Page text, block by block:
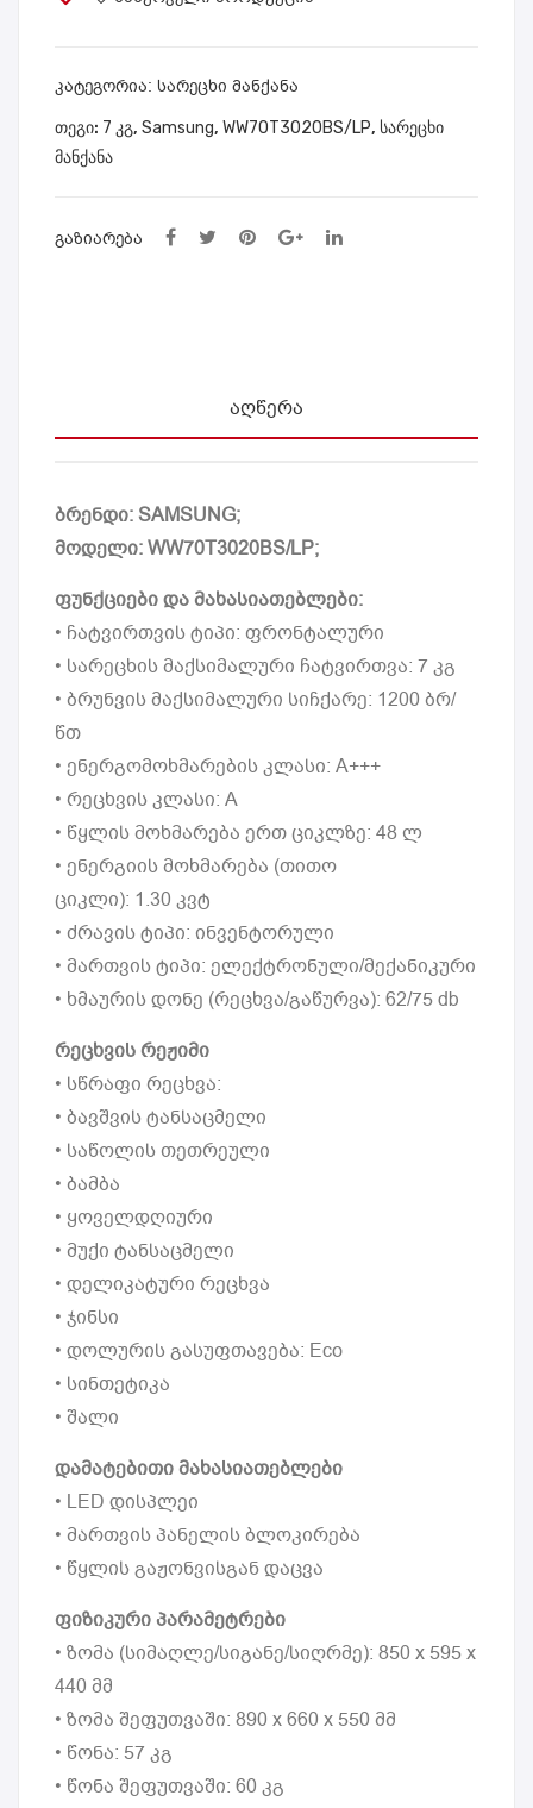
CB
ᲙᲐᲢᲔᲒᲝᲠᲘᲐ: სარეცხი მანქანა
ᲗᲔᲒᲘ: 7 კგ, Samsung, WW70T3020BS/LP, სარეცხი
მანქანა
ᲒᲐᲖᲘᲐᲠᲔᲑᲐ
ᲐᲦᲬᲔᲠᲐ
ბრენდი: SAMSUNG;
მოდელი: WW70T3020BS/LP;
ფუნქციები და მახასიათებლები:
• ჩატვირთვის ტიპი: ფრონტალური
• სარეცხის მაქსიმალური ჩატვირთვა: 7 კგ
• ბრუნვის მაქსიმალური სიჩქარე: 1200 ბრ/
წთ
• ენერგომოხმარების კლასი: A+++
• რეცხვის კლასი: A
• წყლის მოხმარება ერთ ციკლზე: 48 ლ
• ენერგიის მოხმარება (თითო
ციკლი): 1.30 კვტ
• ძრავის ტიპი: ინვენტორული
• მართვის ტიპი: ელექტრონული/მექანიკური
• ხმაურის დონე (რეცხვა/გაწურვა): 62/75 db
რეცხვის რეჟიმი
• სწრაფი რეცხვა:
• ბავშვის ტანსაცმელი
• საწოლის თეთრეული
• ბამბა
• ყოველდღიური
• მუქი ტანსაცმელი
• დელიკატური რეცხვა
• ჯინსი
• დოლურის გასუფთავება: Eco
• სინთეტიკა
• შალი
დამატებითი მახასიათებლები
• LED დისპლეი
• მართვის პანელის ბლოკირება
• წყლის გაჟონვისგან დაცვა
ფიზიკური პარამეტრები
• ზომა (სიმაღლე/სიგანე/სიღრმე): 850 x 595 x
440 მმ
• ზომა შეფუთვაში: 890 x 660 x 550 მმ
• წონა: 57 კგ
• წონა შეფუთვაში: 60 კგ